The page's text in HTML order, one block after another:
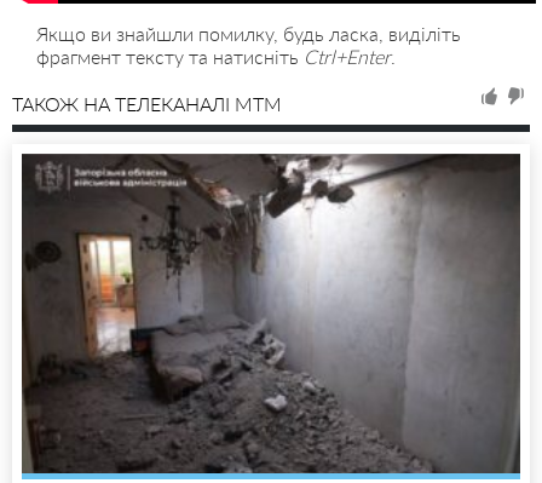
Якщо ви знайшли помилку, будь ласка, виділіть
фрагмент тексту та натисніть Ctrl+Enter.
ТАКОЖ НА ТЕЛЕКАНАЛІ MTM